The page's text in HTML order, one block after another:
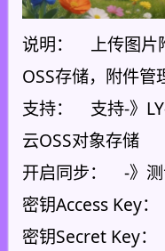
说明： 上传图片
OSS存储，附件管
支持： 支持-》
云OSS对象存储
开启同步： -》测
密钥Access Key
密钥Secret Key：